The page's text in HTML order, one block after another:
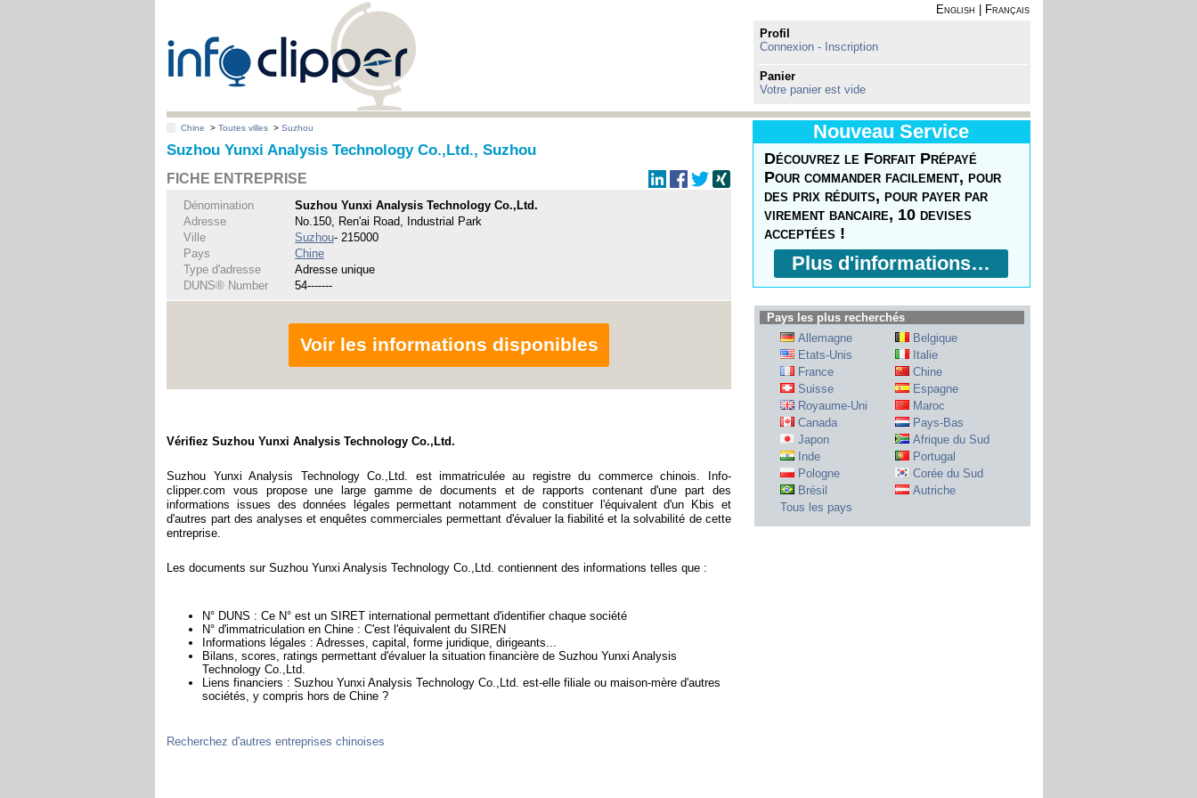
English
Français
Profil
Connexion - Inscription
Panier
Votre panier est vide
Chine >Toutes villes >Suzhou
Suzhou Yunxi Analysis Technology Co.,Ltd., Suzhou
FICHE ENTREPRISE
Dénomination
Suzhou Yunxi Analysis Technology Co.,Ltd.
Adresse
No.150, Ren'ai Road, Industrial Park
Ville
Suzhou- 215000
Pays
Chine
Type d'adresse
Adresse unique
DUNS® Number
54-------
Voir les informations disponibles
Vérifiez Suzhou Yunxi Analysis Technology Co.,Ltd.
Suzhou Yunxi Analysis Technology Co.,Ltd. est immatriculée au registre du commerce chinois. Info-
clipper.com vous propose une large gamme de documents et de rapports contenant d'une part des
informations issues des données légales permettant notamment de constituer l'équivalent d'un Kbis et
d'autres part des analyses et enquêtes commerciales permettant d'évaluer la fiabilité et la solvabilité de cette
entreprise.
Les documents sur Suzhou Yunxi Analysis Technology Co.,Ltd. contiennent des informations telles que :
N° DUNS : Ce N° est un SIRET international permettant d'identifier chaque société
N° d'immatriculation en Chine : C'est l'équivalent du SIREN
Informations légales : Adresses, capital, forme juridique, dirigeants...
Bilans, scores, ratings permettant d'évaluer la situation financière de Suzhou Yunxi Analysis
Technology Co.,Ltd.
Liens financiers : Suzhou Yunxi Analysis Technology Co.,Ltd. est-elle filiale ou maison-mère d'autres
sociétés, y compris hors de Chine ?
Recherchez d'autres entreprises chinoises
Nouveau Service
Découvrez le Forfait Prépayé
Pour commander facilement, pour
des prix réduits, pour payer par
virement bancaire, 10 devises
acceptées !
Plus d'informations…
Pays les plus recherchés
Allemagne
Belgique
Etats-Unis
Italie
France
Chine
Suisse
Espagne
Royaume-Uni
Maroc
Canada
Pays-Bas
Japon
Afrique du Sud
Inde
Portugal
Pologne
Corée du Sud
Brésil
Autriche
Tous les pays